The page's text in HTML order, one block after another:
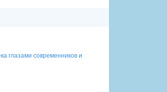
глазами современников и